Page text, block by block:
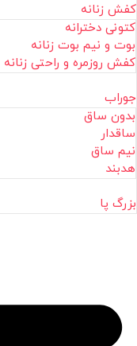
کفش زنانه
کتونی دخترانه
بوت و نیم بوت زنانه
کفش روزمره و راحتی زنانه
جوراب
بدون ساق
ساقدار
نیم ساق
هدبند
بزرگ پا